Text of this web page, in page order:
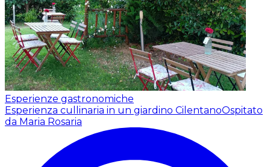
Esperienze gastronomiche
Esperienza cullinaria in un giardino CilentanoOspitato
da Maria Rosaria